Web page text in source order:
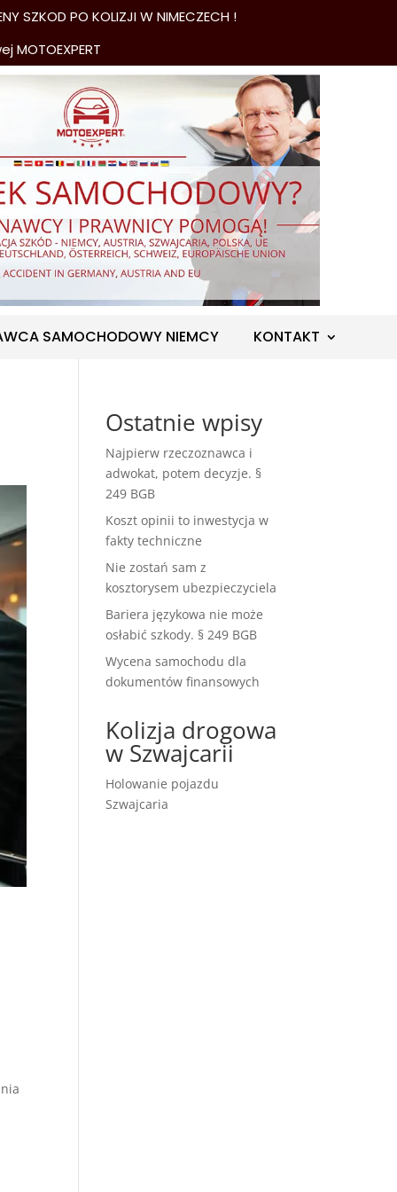
PO KOLIZJI W NIMECZECH !
SAMOCHODOWY NIEMCY KONTAKT
Ostatnie wpisy
Najpierw rzeczoznawca i
adwokat, potem decyzje. §
249 BGB
Koszt opinii to inwestycja w
fakty techniczne
Nie zostań sam z
kosztorysem ubezpieczyciela
Bariera językowa nie może
osłabić szkody. § 249 BGB
Wycena samochodu dla
dokumentów finansowych
Kolizja drogowa
w Szwajcarii
Holowanie pojazdu
Szwajcaria